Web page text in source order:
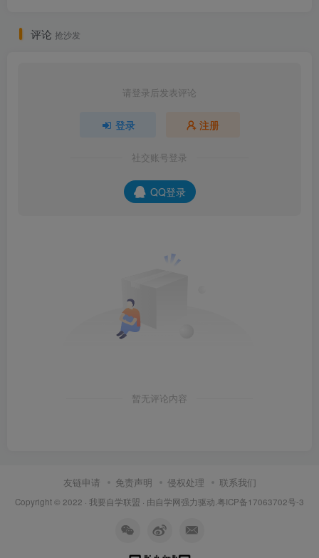
评论 抢沙发
请登录后发表评论
登录 注册
社交账号登录
QQ登录
暂无评论内容
友链申请 免责声明 侵权处理 联系我们
Copyright © 2022 · 我要自学联盟 · 由自学网强力驱动. 粤ICP备17063702号-3